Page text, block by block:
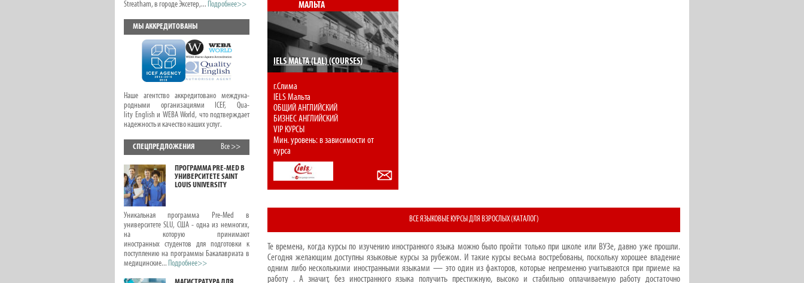
Streatham, в городе Эксетер,... Подробнее>>
МЫ АККРЕДИТОВАНЫ
Наше агентство аккредитовано междуна-
родными организациями ICEF, Qua-
lity English и WEBA World, что подтверждает
надежность и качество наших услуг.
СПЕЦПРЕДЛОЖЕНИЯ Все >>
ПРОГРАММА PRE-MED В
УНИВЕРСИТЕТЕ SAINT
LOUIS UNIVERSITY
Уникальная программа Pre-Med в
университете SLU, США - одна из немногих,
на которую принимают
иностранных студентов для подготовки к
поступлению на программы Бакалавриата в
медицинские... Подробнее>>
МАЛЬТА
IELS MALTA (LAL) (COURSES)
г.Слима
IELS Мальта
ОБЩИЙ АНГЛИЙСКИЙ
БИЗНЕС АНГЛИЙСКИЙ
VIP КУРСЫ
Мин. уровень: в зависимости от
курса
ВСЕ ЯЗЫКОВЫЕ КУРСЫ ДЛЯ ВЗРОСЛЫХ (КАТАЛОГ)
Те времена, когда курсы по изучению иностранного языка можно было пройти только при школе или ВУЗе, давно уже прошли.
Сегодня желающим доступны языковые курсы за рубежом. И такие курсы весьма востребованы, поскольку хорошее владение
одним либо несколькими иностранными языками — это один из факторов, которые непременно учитываются при приеме на
работу . А значит, без иностранного языка получить престижную, высоко и стабильно оплачиваемую работу достаточно